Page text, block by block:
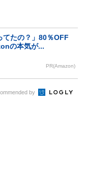
てたの？」80％OFF
の本気が...
PR(Amazon)
by